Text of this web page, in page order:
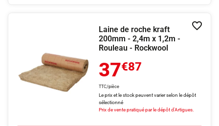
Laine de roche kraft
200mm - 2,4m x 1,2m -
Rouleau - Rockwool
37€87
TTC/pièce
Le prix et le stock peuvent varier selon le dépôt
sélectionné
Prix de vente pratiqué par le dépôt d'Artigues.